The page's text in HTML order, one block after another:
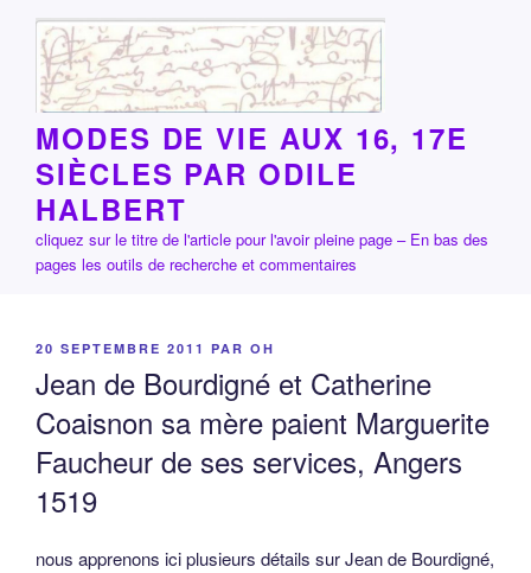
contenu
principal
MODES DE VIE AUX 16, 17E
SIÈCLES PAR ODILE
HALBERT
cliquez sur le titre de l'article pour l'avoir pleine page – En bas des
pages les outils de recherche et commentaires
PUBLIÉ
20 SEPTEMBRE 2011 PAR OH
Jean de Bourdigné et Catherine
Coaisnon sa mère paient Marguerite
Faucheur de ses services, Angers
1519
nous apprenons ici plusieurs détails sur Jean de Bourdigné,